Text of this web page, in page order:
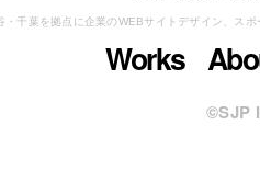
・千葉を拠点に企業のWEBサイトデザイン、スポ
Works
©︎SJP